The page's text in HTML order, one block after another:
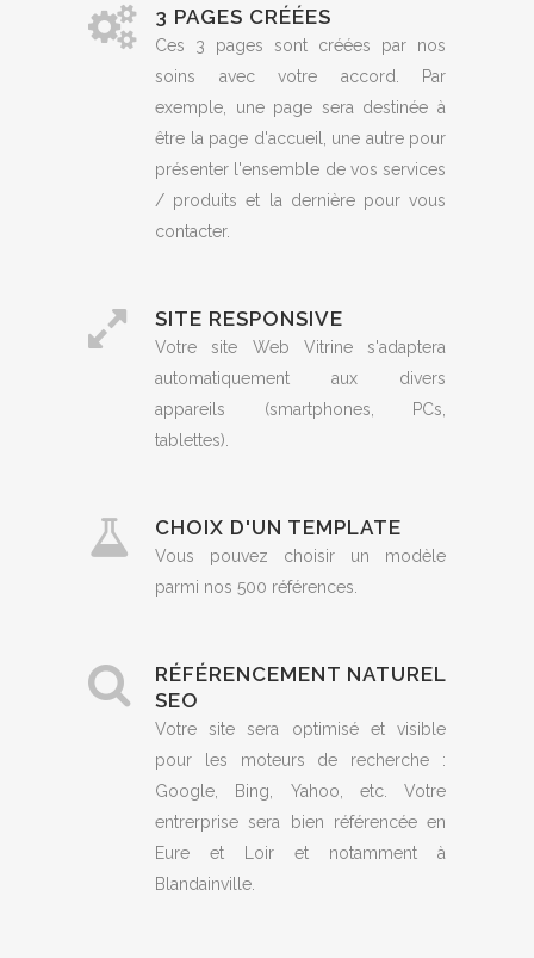
3 PAGES CRÉÉES
Ces 3 pages sont créées par nos
soins avec votre accord. Par
exemple, une page sera destinée à
être la page d'accueil, une autre pour
présenter l'ensemble de vos services
/ produits et la dernière pour vous
contacter.
SITE RESPONSIVE
Votre site Web Vitrine s'adaptera
automatiquement aux divers
appareils (smartphones, PCs,
tablettes).
CHOIX D'UN TEMPLATE
Vous pouvez choisir un modèle
parmi nos 500 références.
RÉFÉRENCEMENT NATUREL
SEO
Votre site sera optimisé et visible
pour les moteurs de recherche :
Google, Bing, Yahoo, etc. Votre
entrerprise sera bien référencée en
Eure et Loir et notamment à
Blandainville.